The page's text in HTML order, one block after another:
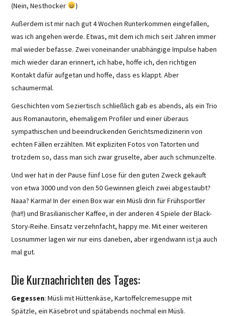
(Nein, Nesthocker
)
Außerdem ist mir nach gut 4 Wochen Runterkommen eingefallen,
was ich angehen werde. Etwas, mit dem ich mich seit Jahren immer
mal wieder befasse. Zwei voneinander unabhängige Impulse haben
mich wieder daran erinnert, ich habe, hoffe ich, den richtigen
Kontakt dafür aufgetan und hoffe, dass es klappt. Aber
schaumermal.
Geschichten vom Seziertisch schließlich gab es abends, als ein Trio
aus Romanautorin, ehemaligem Profiler und einer überaus
sympathischen und beeindruckenden Gerichtsmedizinerin von
echten Fällen erzählten. Mit expliziten Fotos von Tatorten und
trotzdem so, dass man sich zwar gruselte, aber auch schmunzelte.
Und wer hat in der Pause fünf Lose für den guten Zweck gekauft
von etwa 3000 und von den 50 Gewinnen gleich zwei abgestaubt?
Naaa? Karma! In der einen Box war ein Müsli drin für Frühsportler
(ha!!) und Brasilianischer Kaffee, in der anderen 4 Spiele der Black-
Story-Reihe. Einsatz verzehnfacht, happy me. Mit einer weiteren
Losnummer lagen wir nur eins daneben, aber irgendwann ist ja auch
mal gut.
Die Kurznachrichten des Tages:
Gegessen: Müsli mit Hüttenkäse, Kartoffelcremesuppe mit
Spätzle, ein Käsebrot und spätabends nochmal ein Müsli.